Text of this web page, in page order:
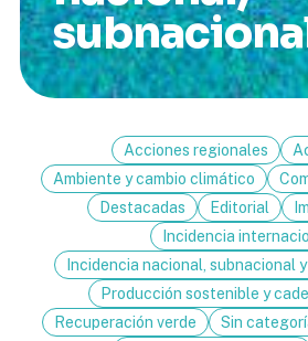
Acciones regionales
Ambiente y cambio climático
Destacadas
Editorial
Incidencia
Incidencia nacional, subnacional
Producción sostenible y
Recuperación verde
Sin